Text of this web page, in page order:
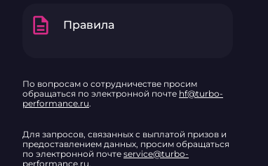
description Правила
По вопросам о сотрудничестве просим
обращаться по электронной почте hf@turbo-
performance.ru.
Для запросов, связанных с выплатой призов и
предоставлением данных, просим обращаться
по электронной почте service@turbo-
performance.ru.